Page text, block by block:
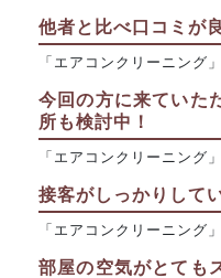
他者と比べ口コミが
「エアコンクリーニング
今回の方に来ていた
所も検討中！
「エアコンクリーニング
接客がしっかりして
「エアコンクリーニング
部屋の空気がとても